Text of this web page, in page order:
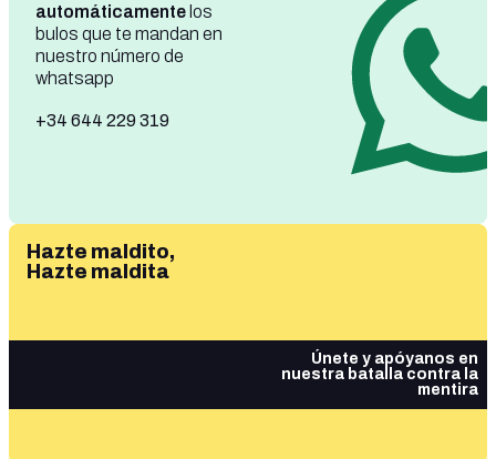
automáticamente los
bulos que te mandan en
nuestro número de
whatsapp
+34 644 229 319
Hazte maldito,
Hazte maldita
Únete y apóyanos en
nuestra batalla contra la
mentira